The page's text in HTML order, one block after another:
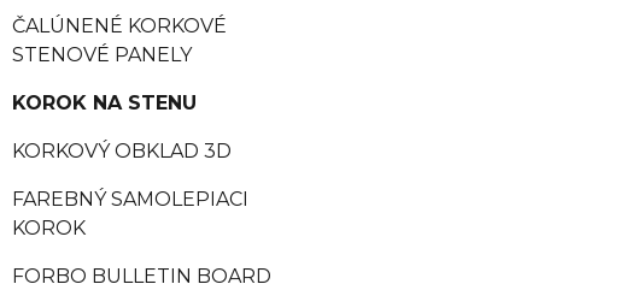
ČALÚNENÉ KORKOVÉ
STENOVÉ PANELY
KOROK NA STENU
KORKOVÝ OBKLAD 3D
FAREBNÝ SAMOLEPIACI
KOROK
FORBO BULLETIN BOARD